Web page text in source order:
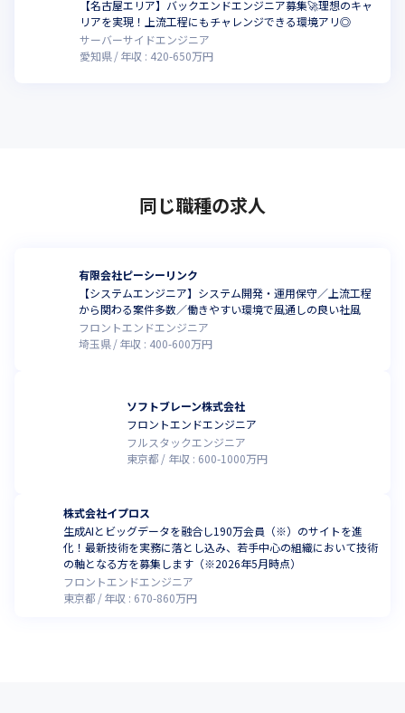
【名古屋エリア】バックエンドエンジニア募集🚀理想のキャ
リアを実現！上流工程にもチャレンジできる環境アリ◎
サーバーサイドエンジニア
愛知県
年収 : 420-650万円
同じ職種の求人
有限会社ピーシーリンク
【システムエンジニア】システム開発・運用保守／上流工程
から関わる案件多数／働きやすい環境で風通しの良い社風
フロントエンドエンジニア
埼玉県
年収 : 400-600万円
ソフトブレーン株式会社
フロントエンドエンジニア
フルスタックエンジニア
東京都
年収 : 600-1000万円
株式会社イプロス
生成AIとビッグデータを融合し190万会員（※）のサイトを進
化！最新技術を実務に落とし込み、若手中心の組織において技術
の軸となる方を募集します（※2026年5月時点）
フロントエンドエンジニア
東京都
年収 : 670-860万円